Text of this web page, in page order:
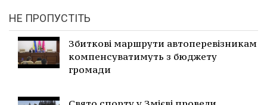
НЕ ПРОПУСТІТЬ
Збиткові маршрути автоперевізникам
компенсуватимуть з бюджету
громади